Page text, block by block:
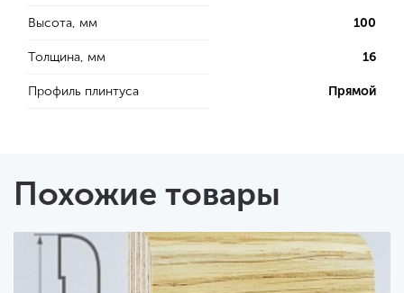
Высота, мм 100
Толщина, мм 16
Профиль плинтуса Прямой
Похожие товары